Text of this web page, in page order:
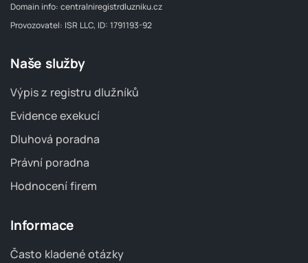
Domain info: centralniregistrdluzniku.cz
Provozovatel: ISR LLC, ID: 1791193-92
Naše služby
Výpis z registru dlužníků
Evidence exekucí
Dluhová poradna
Právní poradna
Hodnocení firem
Informace
Často kladené otázky